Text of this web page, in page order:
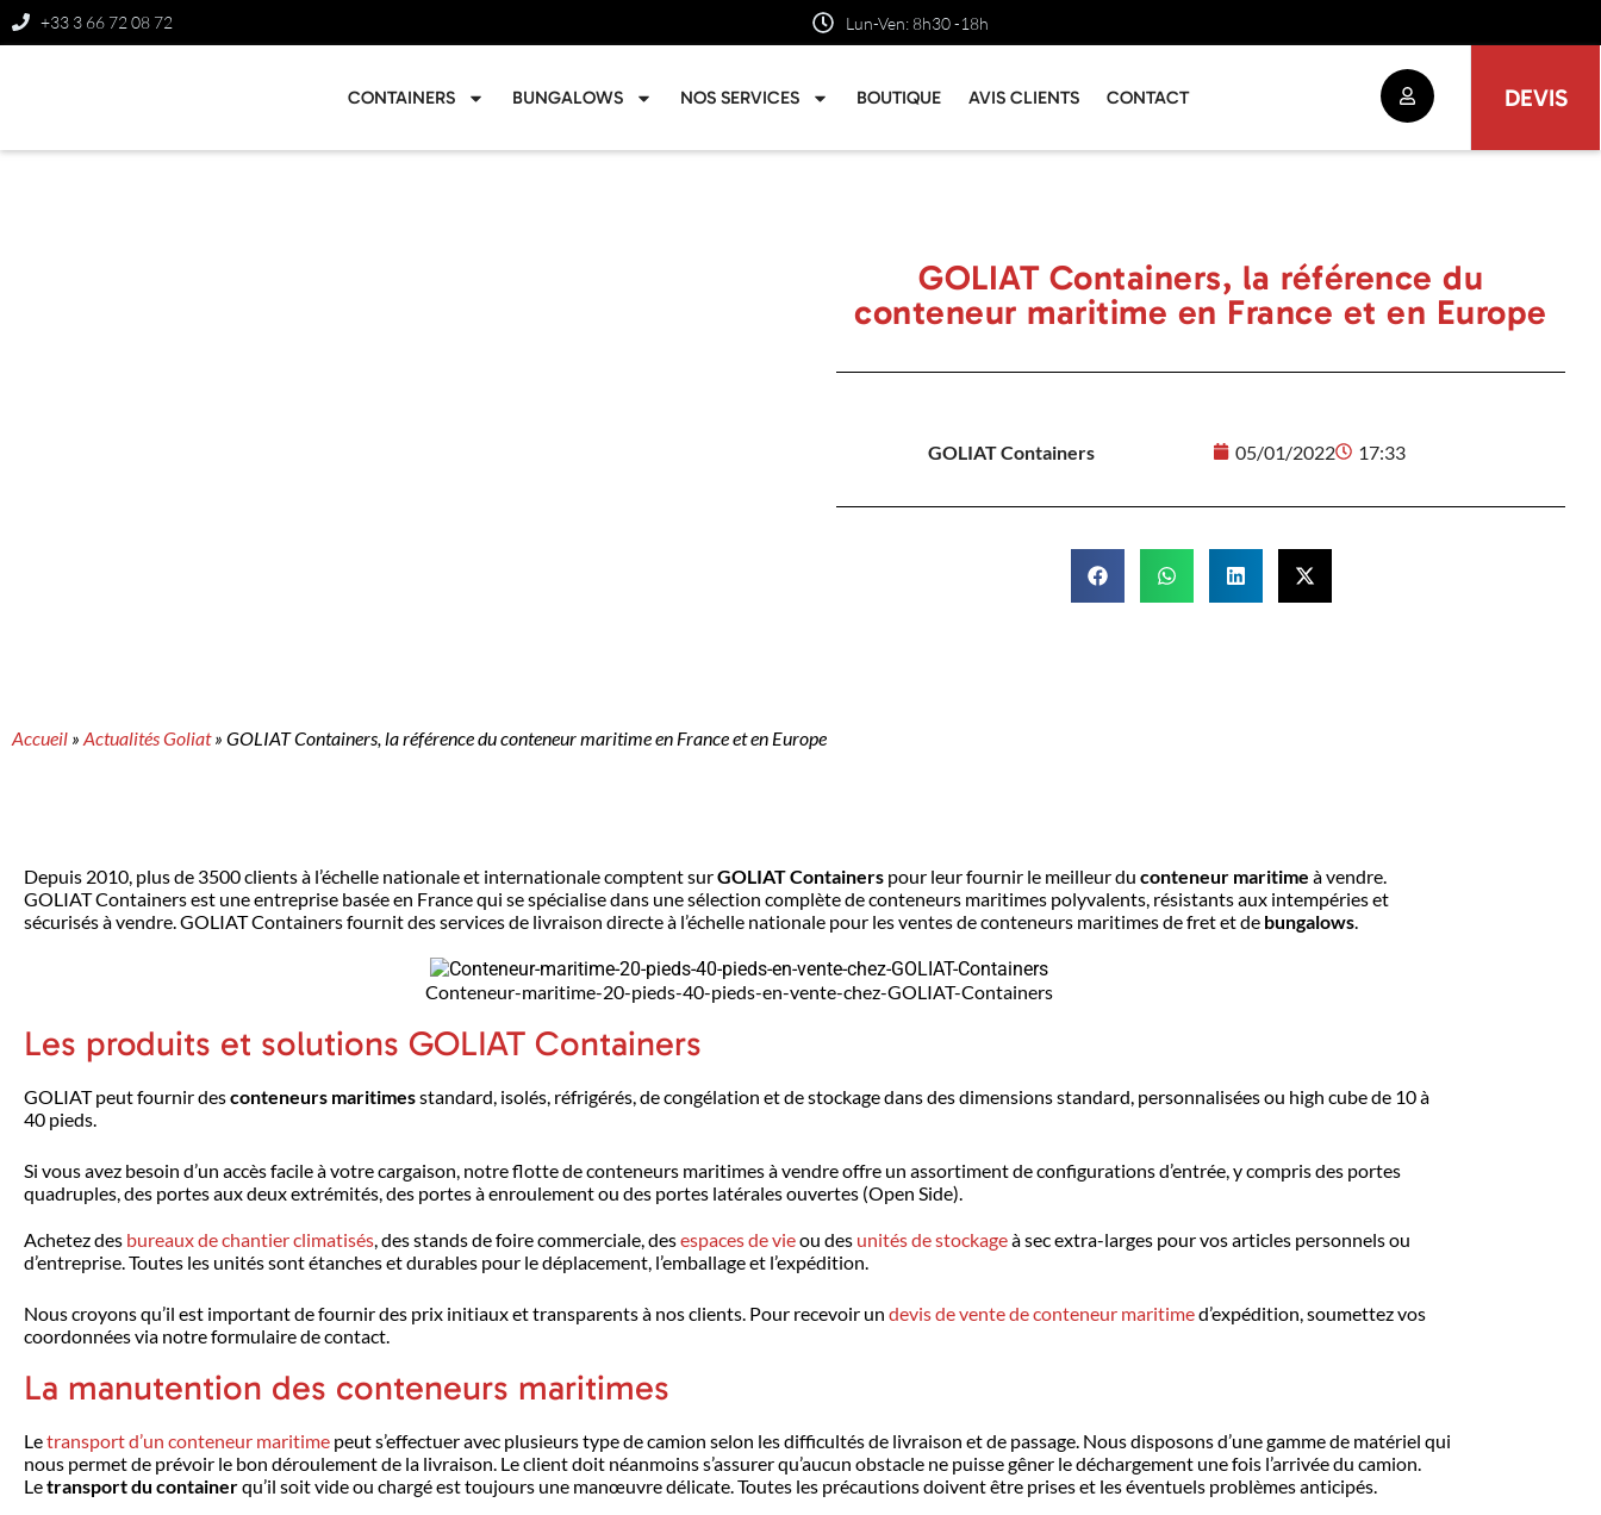
+33 3 66 72 08 72 Lun-Ven: 8h30 -18h
CONTAINERS BUNGALOWS NOS SERVICES BOUTIQUE AVIS CLIENTS CONTACT DEVIS
GOLIAT Containers, la référence du
conteneur maritime en France et en Europe
GOLIAT Containers 05/01/2022 17:33
Accueil » Actualités Goliat» GOLIAT Containers, la référence du conteneur maritime en France et en Europe
Depuis 2010, plus de 3500 clients à l’échelle nationale et internationale comptent surGOLIAT Containers pour leur fournir le meilleur du conteneur maritime à vendre.
GOLIAT Containers est une entreprise basée en France qui se spécialise dans une sélection complète de conteneurs maritimes polyvalents, résistants aux intempéries et
sécurisés à vendre. GOLIAT Containers fournit des services de livraison directe à l’échelle nationale pour les ventes de conteneurs maritimes de fret et de bungalows
Conteneur-maritime-20-pieds-40-pieds-en-vente-chez-GOLIAT-Containers
Les produits et solutions GOLIAT Containers
GOLIAT peut fournir desconteneurs maritimesstandard, isolés, réfrigérés, de congélation et de stockage dans des dimensions standard, personnalisées ou high cube de 10 à
40 pieds.
Si vous avez besoin d’un accès facile à votre cargaison, notre flotte de conteneurs maritimes à vendre offre un assortiment de configurations d’entrée, y compris des portes
quadruples, des portes aux deux extrémités, des portes à enroulement ou des portes latérales ouvertes (Open Side).
Achetez des bureaux de chantier climatisés, des stands de foire commerciale, desespaces de vieou des unités de stockageà sec extra-larges pour vos articles personnels ou
d’entreprise. Toutes les unités sont étanches et durables pour le déplacement, l’emballage et l’expédition.
Nous croyons qu’il est important de fournir des prix initiaux et transparents à nos clients. Pour recevoir un devis de vente de conteneur maritimed’expédition, soumettez vos
coordonnées via notre formulaire de contact.
La manutention des conteneurs maritimes
Letransport d’un conteneur maritime peut s’effectuer avec plusieurs type de camion selon les difficultés de livraison et de passage. Nous disposons d’une gamme de matériel qui
nous permet de prévoir le bon déroulement de la livraison. Le client doit néanmoins s’assurer qu’aucun obstacle ne puisse gêner le déchargement une fois l’arrivée du camion.
Letransport du containerqu’il soit vide ou chargé est toujours une manœuvre délicate. Toutes les précautions doivent être prises et les éventuels problèmes anticipés.